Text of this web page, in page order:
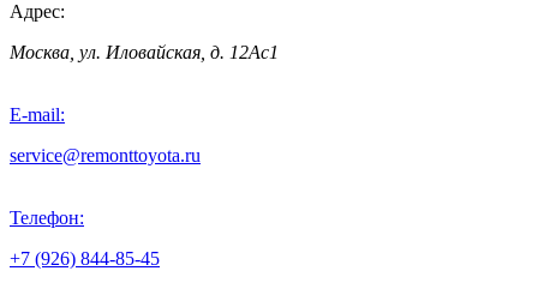
Адрес:
Москва, ул. Иловайская, д. 12Ас1
E-mail:
service@remonttoyota.ru
Телефон:
+7 (926) 844-85-45